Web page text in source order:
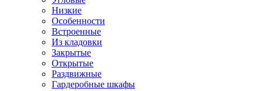
Низкие
Особенности
Встроенные
Из кладовки
Закрытые
Открытые
Раздвижные
Гардеробные шкафы